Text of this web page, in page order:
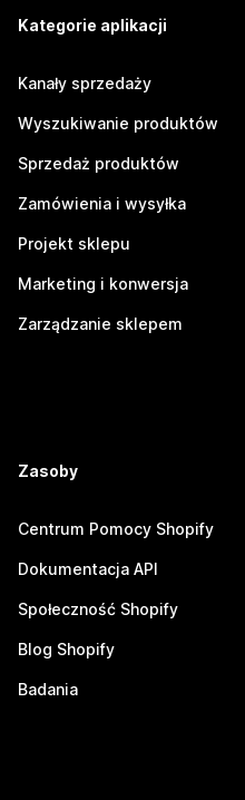
Kategorie aplikacji
Kanały sprzedaży
Wyszukiwanie produktów
Sprzedaż produktów
Zamówienia i wysyłka
Projekt sklepu
Marketing i konwersja
Zarządzanie sklepem
Zasoby
Centrum Pomocy Shopify
Dokumentacja API
Społeczność Shopify
Blog Shopify
Badania